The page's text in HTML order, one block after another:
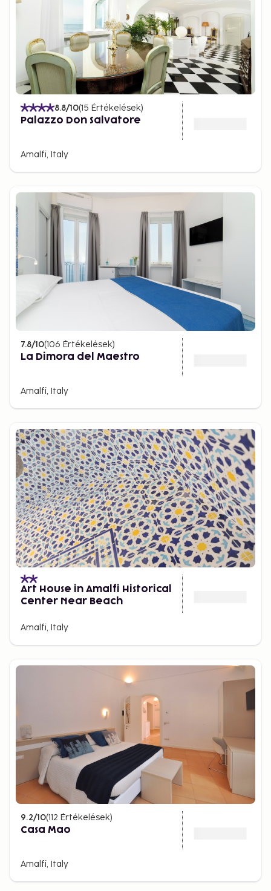
8.8/10(15 Értékelések)
Palazzo Don Salvatore
Amalfi, Italy
7.8/10(106 Értékelések)
La Dimora del Maestro
Amalfi, Italy
Art House in Amalfi Historical
Center Near Beach
Amalfi, Italy
9.2/10(112 Értékelések)
Casa Mao
Amalfi, Italy